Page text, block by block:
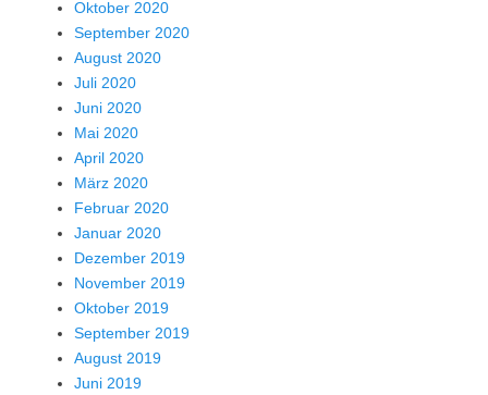
Oktober 2020
September 2020
August 2020
Juli 2020
Juni 2020
Mai 2020
April 2020
März 2020
Februar 2020
Januar 2020
Dezember 2019
November 2019
Oktober 2019
September 2019
August 2019
Juni 2019